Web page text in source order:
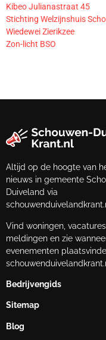
Kibeo Julianastraat 45
Stichting Welzijnshuis
Wiedewei Zierikzee
Zon-licht BSO
Altijd op de hoogte van
nieuws in gemeente
Duiveland via
Vind woningen,
meldingen en zie
evenementen
Bedrijvengids
Sitemap
Blog